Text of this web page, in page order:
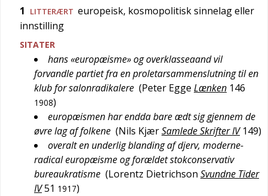
1 LITTERÆRT europeisk, kosmopolitisk sinnelag eller
innstilling
SITATER
hans «europæisme» og overklasseaand vil
forvandle partiet fra en proletarsammenslutning til en
klub for salonradikalere (Peter Egge Lænken 146
1908)
europæismen har endda bare ædt sig gjennem de
øvre lag af folkene (Nils KjærSamlede Skrifter IV 149)
overalt en underlig blanding af djerv, moderne-
radical europæisme og forældet stokconservativ
bureaukratisme (Lorentz Dietrichson Svundne Tider
IV51 1917)